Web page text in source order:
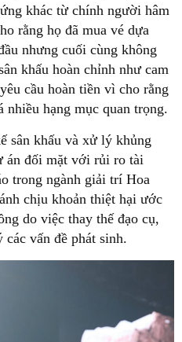
khác từ chính người hâm
rằng họ đã mua vé dựa
nhưng cuối cùng không
khấu hoàn chỉnh như cam
cầu hoàn tiền vì cho rằng
hạng mục quan trọng.
sân khấu và xử lý khủng
án đối mặt với rủi ro tài
trong ngành giải trí Hoa
chịu khoản thiệt hại ước
do việc thay thế đạo cụ,
vấn đề phát sinh.